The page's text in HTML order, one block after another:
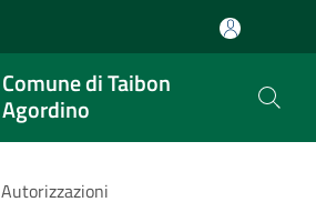
Comune di Taibon
Agordino
Autorizzazioni